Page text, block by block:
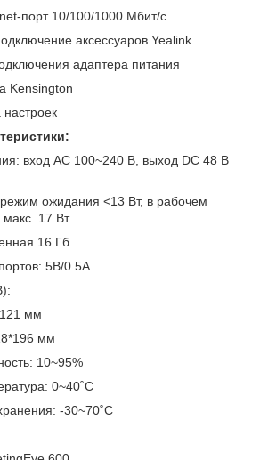
порт 10/100/1000 Мбит/с
аксессуаров Yealink
адаптера питания
Kensington
настроек
вход AC 100~240 В, выход DC 48 В
ожидания <13 Вт, в рабочем
17 Вт.
16 Гб
5В/0.5А
мм
мм
10~95%
0~40˚C
-30~70˚C